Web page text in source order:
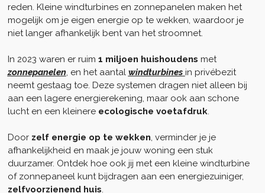
reden. Kleine windturbines en zonnepanelen maken het
mogelijk om je eigen energie op te wekken, waardoor je
niet langer afhankelijk bent van het stroomnet.
In 2023 waren er ruim 1 miljoen huishoudens met
zonnepanelen, en het aantal windturbines in privébezit
neemt gestaag toe. Deze systemen dragen niet alleen bij
aan een lagere energierekening, maar ook aan schone
lucht en een kleinere ecologische voetafdruk.
Door zelf energie op te wekken, verminder je je
afhankelijkheid en maak je jouw woning een stuk
duurzamer. Ontdek hoe ook jij met een kleine windturbine
of zonnepaneel kunt bijdragen aan een energiezuiniger,
zelfvoorzienend huis.